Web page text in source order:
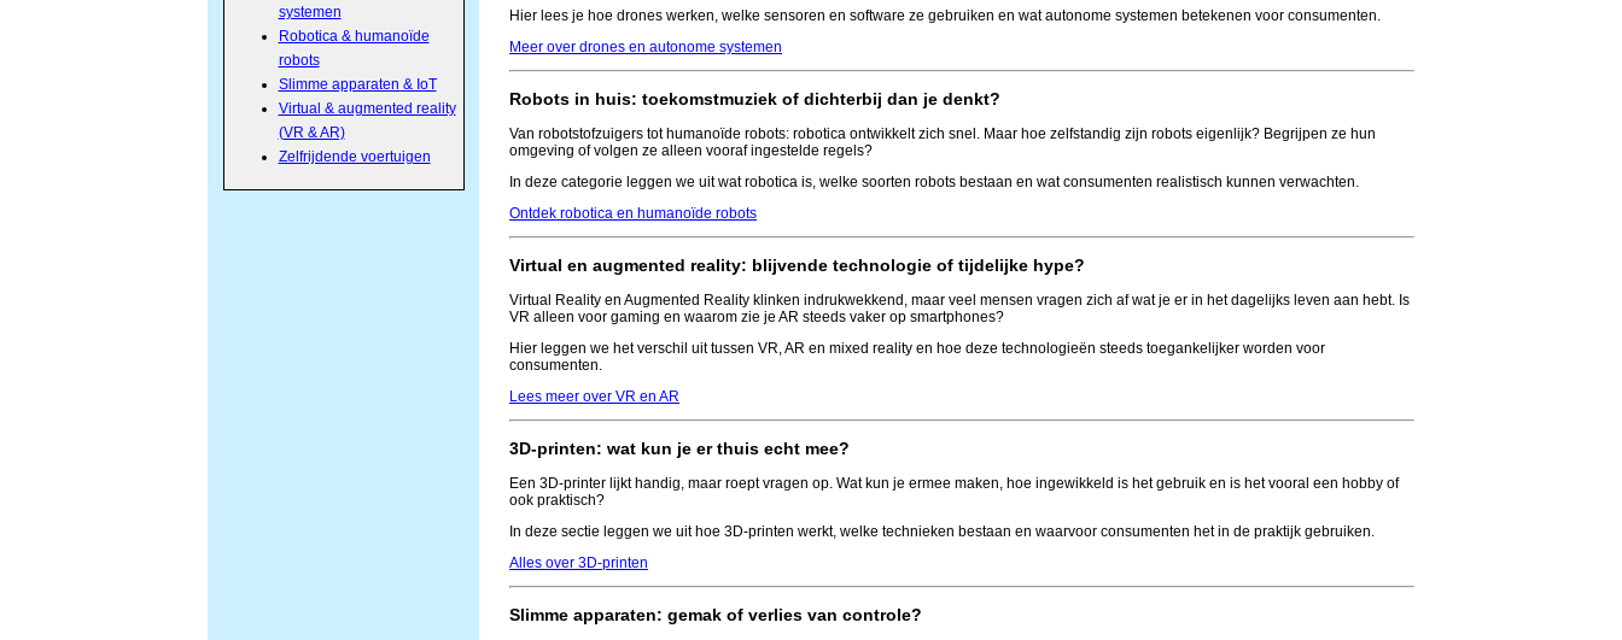
systemen
Robotica & humanoïde
robots
Slimme apparaten & IoT
Virtual & augmented reality
(VR & AR)
Zelfrijdende voertuigen
Hier lees je hoe drones werken, welke sensoren en software ze gebruiken en wat autonome systemen betekenen voor consumenten.
Meer over drones en autonome systemen
Robots in huis: toekomstmuziek of dichterbij dan je denkt?
Van robotstofzuigers tot humanoïde robots: robotica ontwikkelt zich snel. Maar hoe zelfstandig zijn robots eigenlijk? Begrijpen ze hun
omgeving of volgen ze alleen vooraf ingestelde regels?
In deze categorie leggen we uit wat robotica is, welke soorten robots bestaan en wat consumenten realistisch kunnen verwachten.
Ontdek robotica en humanoïde robots
Virtual en augmented reality: blijvende technologie of tijdelijke hype?
Virtual Reality en Augmented Reality klinken indrukwekkend, maar veel mensen vragen zich af wat je er in het dagelijks leven aan hebt. Is
VR alleen voor gaming en waarom zie je AR steeds vaker op smartphones?
Hier leggen we het verschil uit tussen VR, AR en mixed reality en hoe deze technologieën steeds toegankelijker worden voor
consumenten.
Lees meer over VR en AR
3D-printen: wat kun je er thuis echt mee?
Een 3D-printer lijkt handig, maar roept vragen op. Wat kun je ermee maken, hoe ingewikkeld is het gebruik en is het vooral een hobby of
ook praktisch?
In deze sectie leggen we uit hoe 3D-printen werkt, welke technieken bestaan en waarvoor consumenten het in de praktijk gebruiken.
Alles over 3D-printen
Slimme apparaten: gemak of verlies van controle?